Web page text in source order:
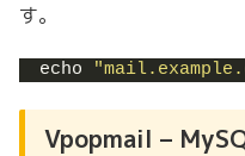
す。
echo
Vpopmail –